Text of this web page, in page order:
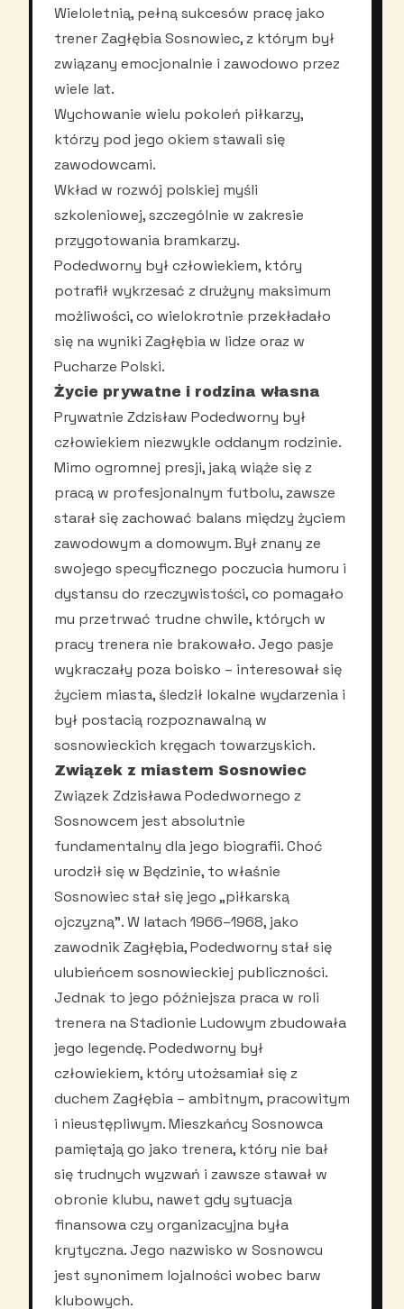
Wieloletnią, pełną sukcesów pracę jako
trener Zagłębia Sosnowiec, z którym był
związany emocjonalnie i zawodowo przez
wiele lat.
Wychowanie wielu pokoleń piłkarzy,
którzy pod jego okiem stawali się
zawodowcami.
Wkład w rozwój polskiej myśli
szkoleniowej, szczególnie w zakresie
przygotowania bramkarzy.
Podedworny był człowiekiem, który
potrafił wykrzesać z drużyny maksimum
możliwości, co wielokrotnie przekładało
się na wyniki Zagłębia w lidze oraz w
Pucharze Polski.
Życie prywatne i rodzina własna
Prywatnie Zdzisław Podedworny był
człowiekiem niezwykle oddanym rodzinie.
Mimo ogromnej presji, jaką wiąże się z
pracą w profesjonalnym futbolu, zawsze
starał się zachować balans między życiem
zawodowym a domowym. Był znany ze
swojego specyficznego poczucia humoru i
dystansu do rzeczywistości, co pomagało
mu przetrwać trudne chwile, których w
pracy trenera nie brakowało. Jego pasje
wykraczały poza boisko – interesował się
życiem miasta, śledził lokalne wydarzenia i
był postacią rozpoznawalną w
sosnowieckich kręgach towarzyskich.
Związek z miastem Sosnowiec
Związek Zdzisława Podedwornego z
Sosnowcem jest absolutnie
fundamentalny dla jego biografii. Choć
urodził się w Będzinie, to właśnie
Sosnowiec stał się jego „piłkarską
ojczyzną”. W latach 1966–1968, jako
zawodnik Zagłębia, Podedworny stał się
ulubieńcem sosnowieckiej publiczności.
Jednak to jego późniejsza praca w roli
trenera na Stadionie Ludowym zbudowała
jego legendę. Podedworny był
człowiekiem, który utożsamiał się z
duchem Zagłębia – ambitnym, pracowitym
i nieustępliwym. Mieszkańcy Sosnowca
pamiętają go jako trenera, który nie bał
się trudnych wyzwań i zawsze stawał w
obronie klubu, nawet gdy sytuacja
finansowa czy organizacyjna była
krytyczna. Jego nazwisko w Sosnowcu
jest synonimem lojalności wobec barw
klubowych.